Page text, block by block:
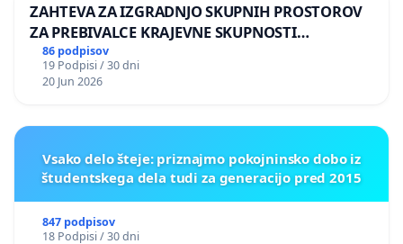
ZAHTEVA ZA IZGRADNJO SKUPNIH PROSTOROV
ZA PREBIVALCE KRAJEVNE SKUPNOSTI
PRESTRANEK
86 podpisov
19 Podpisi / 30 dni
20 Jun 2026
Vsako delo šteje: priznajmo pokojninsko dobo iz
študentskega dela tudi za generacijo pred 2015
847 podpisov
18 Podpisi / 30 dni